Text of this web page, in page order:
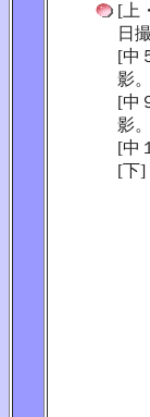
[上
日
[中
影。
[中
影。
[中
[下]